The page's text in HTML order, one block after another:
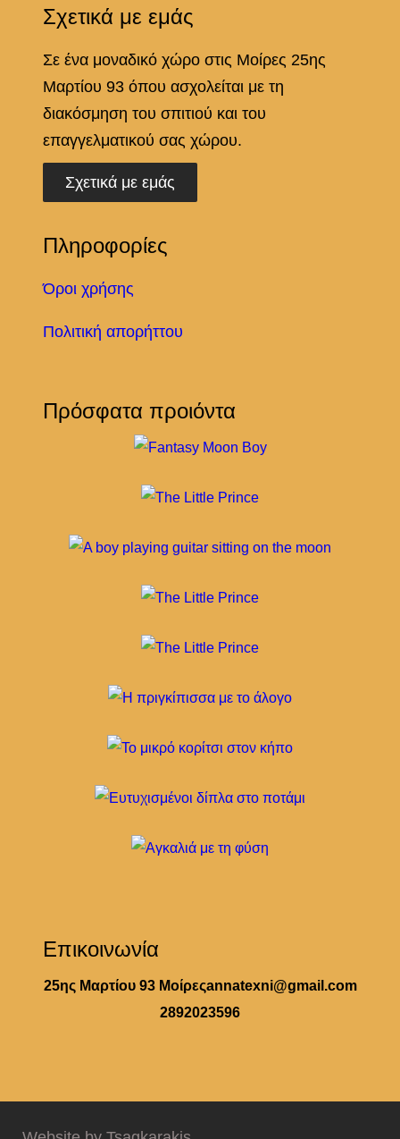
Σχετικά με εμάς
Σε ένα μοναδικό χώρο στις Μοίρες 25ης
Μαρτίου 93 όπου ασχολείται με τη
διακόσμηση του σπιτιού και του
επαγγελματικού σας χώρου.
Σχετικά με εμάς
Πληροφορίες
Όροι χρήσης
Πολιτική απορήττου
Πρόσφατα προιόντα
Επικοινωνία
25ης Μαρτίου 93 Μοίρεςannatexni@gmail.com
2892023596